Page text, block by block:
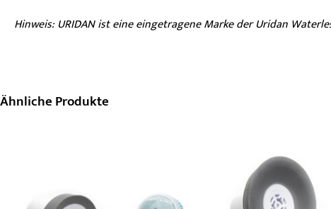
Hinweis: URIDAN ist eine eingetragene Marke der Uridan
Ähnliche Produkte